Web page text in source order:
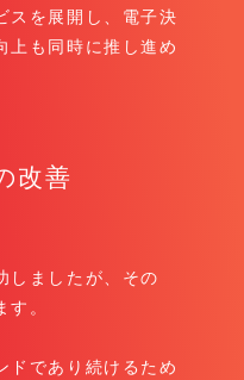
スを展開し、電子決
上も同時に推し進め
改善
しましたが、その
。
ドであり続けるため